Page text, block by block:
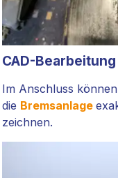
CAD-Bearbeitung
Im Anschluss
die Bremsanlage
zeichnen.